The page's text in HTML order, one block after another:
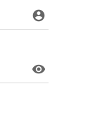
account_circle
visibility